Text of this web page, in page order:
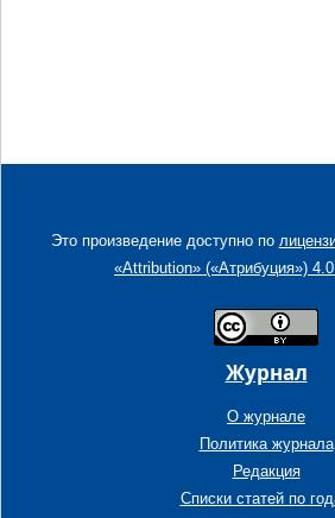
Это произведение доступно по
«Attribution» («Атрибуция»)
Журнал
О журнале
Политика журнала
Редакция
Списки статей по